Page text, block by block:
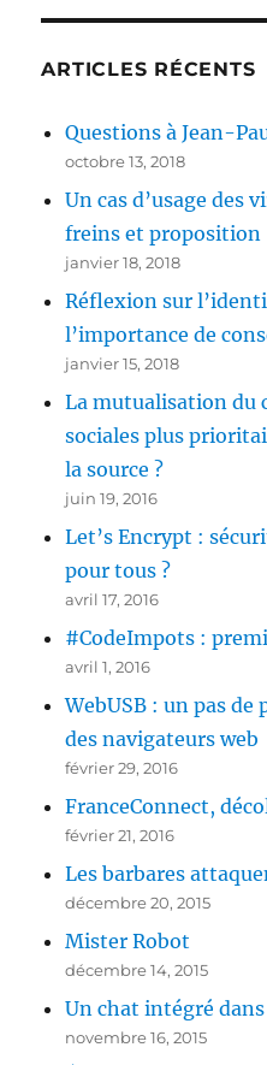
ARTICLES RÉCENTS
Questions à Jean-
octobre 13, 2018
Un cas d’usage des
freins et proposition
janvier 18, 2018
Réflexion sur
l’importance de
janvier 15, 2018
La mutualisation du
sociales plus
la source ?
juin 19, 2016
Let’s Encrypt :
pour tous ?
avril 17, 2016
#CodeImpots :
avril 1, 2016
WebUSB : un pas de
des navigateurs web
février 29, 2016
FranceConnect,
février 21, 2016
Les barbares
décembre 20, 2015
Mister Robot
décembre 14, 2015
Un chat intégré
novembre 16, 2015